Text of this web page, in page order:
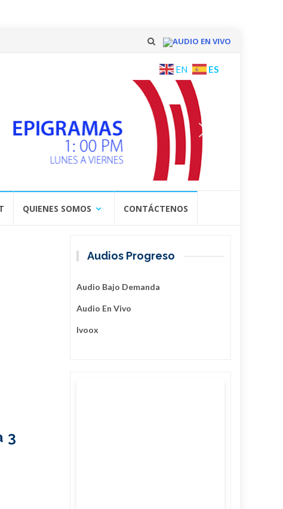
AUDIO EN VIVO
Skip
content
EN ES
QUIENES SOMOS CONTÁCTENOS
3
Audios Progreso
Audio Bajo Demanda
Audio En Vivo
Ivoox